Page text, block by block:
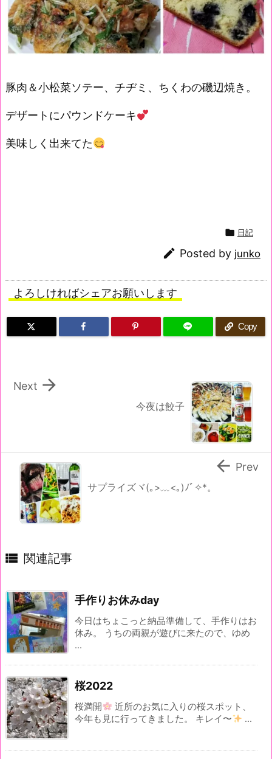
豚肉＆小松菜ソテー、チヂミ、ちくわの磯辺焼き。
デザートにパウンドケーキ
美味しく出来てた
 日記
 Posted by junko
よろしければシェアお願いします
Copy
今夜は餃子

Next
サプライズヾ(｡>﹏<｡)ﾉﾞ✧*。
 Prev
 関連記事
手作りお休みday
今日はちょこっと納品準備して、手作りはお
休み。 うちの両親が遊びに来たので、ゆめ
...
桜2022
桜満開
近所のお気に入りの桜スポット、
今年も見に行ってきました。 キレイ〜
...